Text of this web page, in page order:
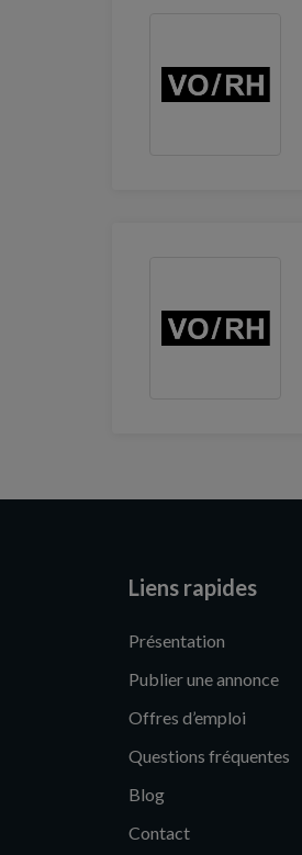
Liens rapides
Présentation
Publier une annonce
Offres d’emploi
Questions fréquentes
Blog
Contact